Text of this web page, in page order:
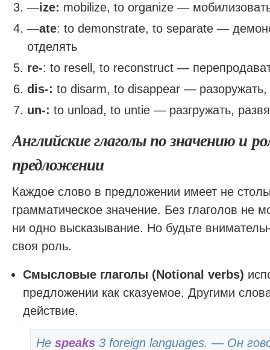
—ize: mobilize, to organize —
—ate: to demonstrate, to separate —
отделять
re-: to resell, to reconstruct —
dis-: to disarm, to disappear — разоружать,
un-: to unload, to untie — разгружать,
Английские глаголы по значению и
предложении
Каждое слово в предложении имеет не
грамматическое значение. Без глаголов не
ни одно высказывание. Но будьте
своя роль.
Смысловые глаголы (Notional verbs)
предложении как сказуемое. Другими
действие.
He speaks 3 foreign languages. — Он